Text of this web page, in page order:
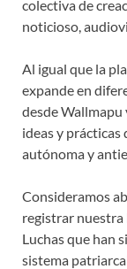
colectiva de
noticioso,
Al igual que la
expande en
desde Wallmapu
ideas y prácticas
autónoma y
Consideramos
registrar nuestra
Luchas que han
sistema